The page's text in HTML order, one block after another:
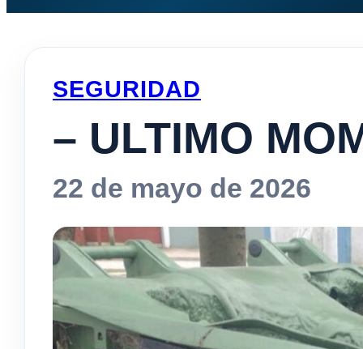
SEGURIDAD
– ULTIMO
22 de mayo de 2026